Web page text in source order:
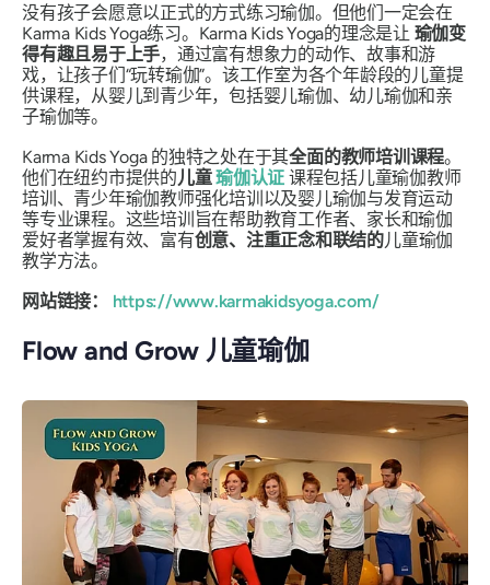
没有孩子会愿意以正式的方式练习瑜伽。但他们一定会在
Karma Kids Yoga练习。Karma Kids Yoga的理念是让 瑜伽变
得有趣且易于上手，通过富有想象力的动作、故事和游
戏，让孩子们“玩转瑜伽”。该工作室为各个年龄段的儿童提
供课程，从婴儿到青少年，包括婴儿瑜伽、幼儿瑜伽和亲
子瑜伽等。
Karma Kids Yoga 的独特之处在于其全面的教师培训课程。
他们在纽约市提供的儿童瑜伽认证 课程包括儿童瑜伽教师
培训、青少年瑜伽教师强化培训以及婴儿瑜伽与发育运动
等专业课程。这些培训旨在帮助教育工作者、家长和瑜伽
爱好者掌握有效、富有创意、注重正念和联结的儿童瑜伽
教学方法。
网站链接：
https://www.karmakidsyoga.com/
Flow and Grow 儿童瑜伽